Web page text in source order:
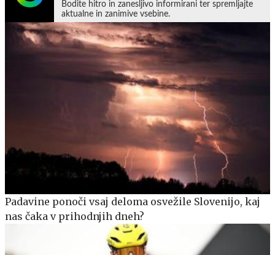
Bodite hitro in zanesljivo informirani ter spremljajte
aktualne in zanimive vsebine.
Padavine ponoči vsaj deloma osvežile Slovenijo, kaj
nas čaka v prihodnjih dneh?